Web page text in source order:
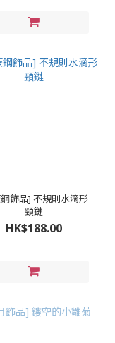
飾品] 不規則水滴形
頸鏈
HK$188.00